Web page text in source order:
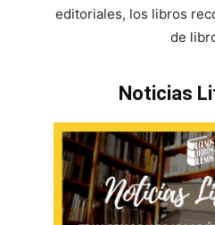
editoriales, los libros
de
Noticias